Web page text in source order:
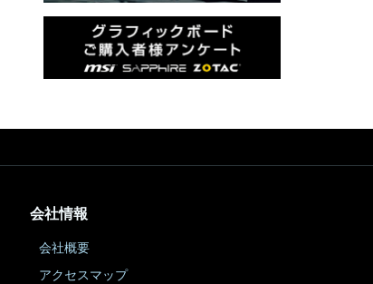
会社情報
会社概要
アクセスマップ